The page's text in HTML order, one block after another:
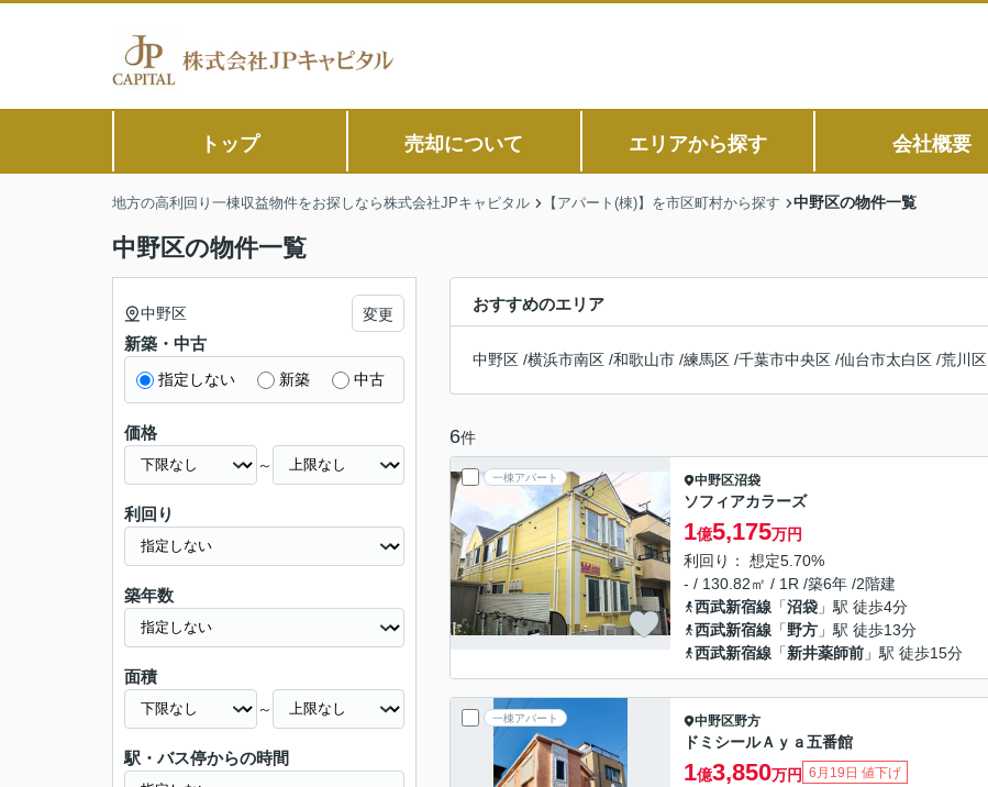
トップ 売却について エリアから探す 会社概要
地方の高利回り一棟収益物件をお探しなら株式会社JPキャピタル 【アパート(棟)】を市区町村から探す 中野区の物件一覧
中野区の物件一覧
おすすめのエリア
中野区 /横浜市南区 /和歌山市 /練馬区 /千葉市中央区 /仙台市太白区 /荒川区
6件
一棟アパート 中野区沼袋
ソフィアカラーズ
1億5,175万円
利回り： 想定5.70%
- / 130.82㎡ / 1R /築6年 /2階建
西武新宿線 「沼袋 」駅 徒歩4分
西武新宿線 「野方 」駅 徒歩13分
西武新宿線 「新井薬師前 」駅 徒歩15分
一棟アパート 中野区野方
ドミシールＡｙａ五番館
1億3,850万円 6月19日 値下げ
中野区 変更
新築・中古
指定しない 新築 中古
価格
～
利回り
築年数
面積
～
駅・バス停からの時間